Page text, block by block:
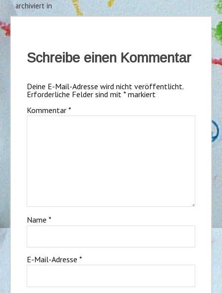
archiviert in
Schreibe einen Kommentar
Deine E-Mail-Adresse wird nicht veröffentlicht.
Erforderliche Felder sind mit *markiert
Kommentar *
Name *
E-Mail-Adresse *